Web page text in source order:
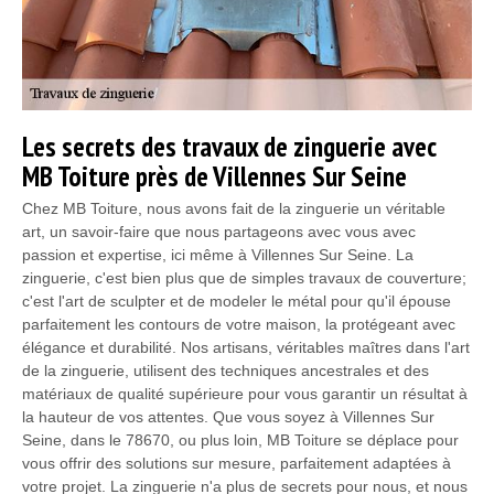
Les secrets des travaux de zinguerie avec
MB Toiture près de Villennes Sur Seine
Chez MB Toiture, nous avons fait de la zinguerie un véritable
art, un savoir-faire que nous partageons avec vous avec
passion et expertise, ici même à Villennes Sur Seine. La
zinguerie, c'est bien plus que de simples travaux de couverture;
c'est l'art de sculpter et de modeler le métal pour qu'il épouse
parfaitement les contours de votre maison, la protégeant avec
élégance et durabilité. Nos artisans, véritables maîtres dans l'art
de la zinguerie, utilisent des techniques ancestrales et des
matériaux de qualité supérieure pour vous garantir un résultat à
la hauteur de vos attentes. Que vous soyez à Villennes Sur
Seine, dans le 78670, ou plus loin, MB Toiture se déplace pour
vous offrir des solutions sur mesure, parfaitement adaptées à
votre projet. La zinguerie n'a plus de secrets pour nous, et nous